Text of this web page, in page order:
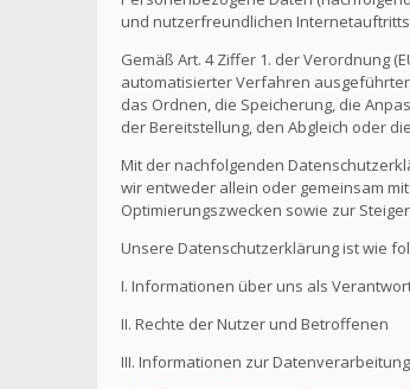
und nutzerfreundlichen
Gemäß Art. 4 Ziffer 1. der Verordnung
automatisierter Verfahren
das Ordnen, die Speicherung, die
der Bereitstellung, den Abgleich oder
Mit der nachfolgenden
wir entweder allein oder gemeinsam
Optimierungszwecken sowie zur
Unsere Datenschutzerklärung ist wie
I. Informationen über uns als
II. Rechte der Nutzer und Betroffenen
III. Informationen zur Datenverarbeitung